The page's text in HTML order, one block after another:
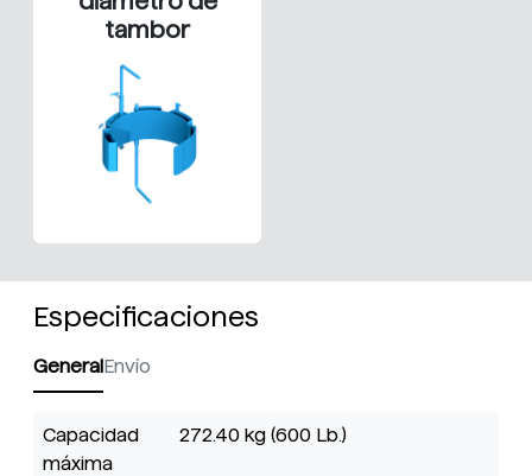
tambor
Especificaciones
GeneralEnvío
Capacidad
máxima
272.40 kg (600 Lb.)